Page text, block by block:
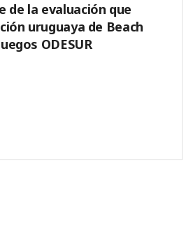
de la evaluación que
uruguaya de Beach
ODESUR